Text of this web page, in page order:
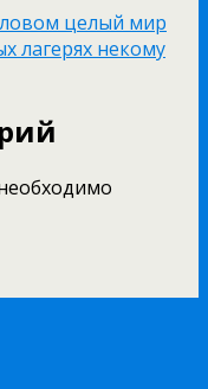
целый мир
лагерях некому